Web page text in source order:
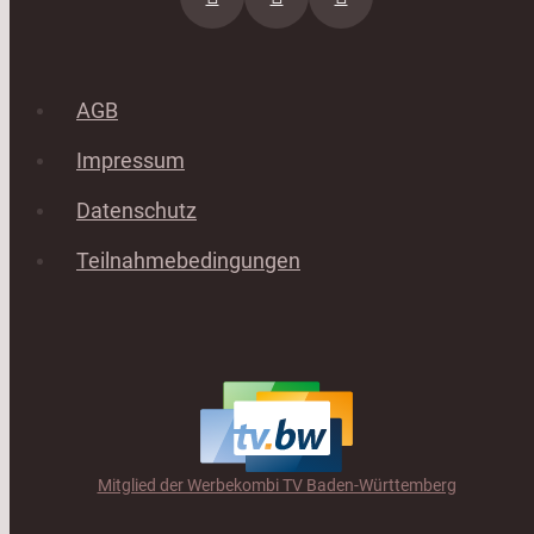
AGB
Impressum
Datenschutz
Teilnahmebedingungen
Mitglied der Werbekombi TV Baden-Württemberg